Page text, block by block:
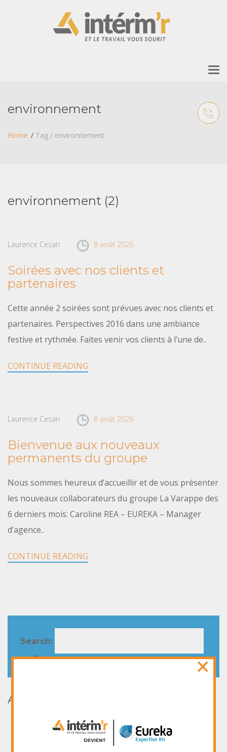
environnement
Home Tag / environnement
environnement (2)
Laurence Cesari 8 août 2026
Soirées avec nos clients et
partenaires
Cette année 2 soirées sont prévues avec nos clients et
partenaires. Perspectives 2016 dans une ambiance
festive et rythmée. Faites venir vos clients à l’une de..
CONTINUE READING
Laurence Cesari 8 août 2026
Bienvenue aux nouveaux
permanents du groupe
Nous sommes heureux d’accueillir et de vous présenter
les nouveaux collaborateurs du groupe La Varappe des
6 derniers mois: Caroline REA – EUREKA – Manager
d’agence..
CONTINUE READING
Search:
ARTICLES RÉCENTS
Un partenariat régional avec les boulangeries
Marie-Blachère
×